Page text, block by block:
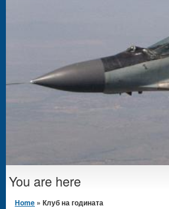
You are here
Home » Клуб на годината